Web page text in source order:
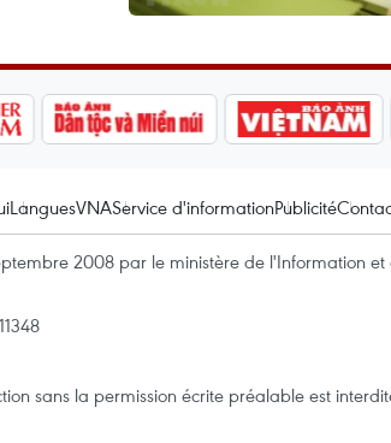
LanguesVNAService d'informationPublicité
2008 par le ministère de l'Information et
sans la permission écrite préalable est